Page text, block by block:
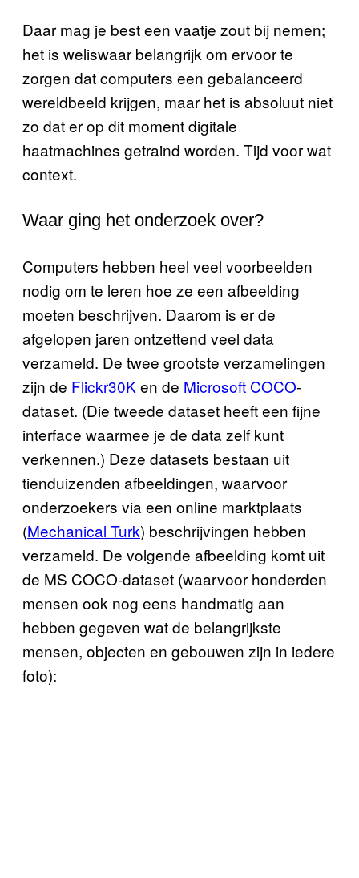
Daar mag je best een vaatje zout bij nemen;
het is weliswaar belangrijk om ervoor te
zorgen dat computers een gebalanceerd
wereldbeeld krijgen, maar het is absoluut niet
zo dat er op dit moment digitale
haatmachines getraind worden. Tijd voor wat
context.
Waar ging het onderzoek over?
Computers hebben heel veel voorbeelden
nodig om te leren hoe ze een afbeelding
moeten beschrijven. Daarom is er de
afgelopen jaren ontzettend veel data
verzameld. De twee grootste verzamelingen
zijn de Flickr30Ken de Microsoft COCO-
dataset. (Die tweede dataset heeft een fijne
interface waarmee je de data zelf kunt
verkennen.) Deze datasets bestaan uit
tienduizenden afbeeldingen, waarvoor
onderzoekers via een online marktplaats
(Mechanical Turk) beschrijvingen hebben
verzameld. De volgende afbeelding komt uit
de MS COCO-dataset (waarvoor honderden
mensen ook nog eens handmatig aan
hebben gegeven wat de belangrijkste
mensen, objecten en gebouwen zijn in iedere
foto):